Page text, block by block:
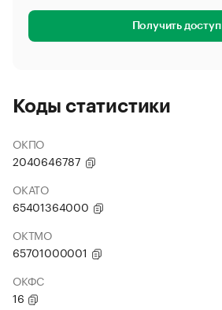
Получить доступ
Коды статистики
ОКПО
2040646787
ОКАТО
65401364000
ОКТМО
65701000001
ОКФС
16